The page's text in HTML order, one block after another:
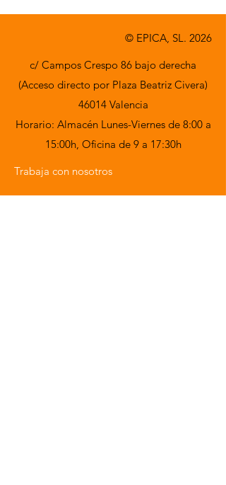
© EPICA, SL. 2026
c/ Campos Crespo 86 bajo derecha
(Acceso directo por Plaza Beatriz Civera)
46014 Valencia
Horario: Almacén Lunes-Viernes de 8:00 a
15:00h, Oficina de 9 a 17:30h
Trabaja con nosotros